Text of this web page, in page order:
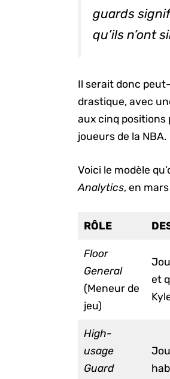
guards
qu’ils n’ont
Il serait donc
drastique, avec
aux cinq
joueurs de la NBA.
Voici le modèle
Analytics, en
RÔLE
Floor
General
(Meneur de
jeu)
et
High-
usage
Guard